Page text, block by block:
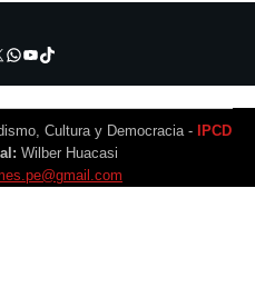
WhatsApp
YouTube
TikTok
Cultura y Democracia -
IPCD
Wilber Huacasi